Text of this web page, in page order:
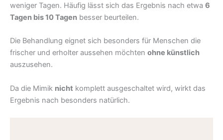
weniger Tagen. Häufig lässt sich das Ergebnis nach etwa 6
Tagen bis 10 Tagen besser beurteilen.
Die Behandlung eignet sich besonders für Menschen die
frischer und erholter aussehen möchten ohne künstlich
auszusehen.
Da die Mimik nicht komplett ausgeschaltet wird, wirkt das
Ergebnis nach besonders natürlich.